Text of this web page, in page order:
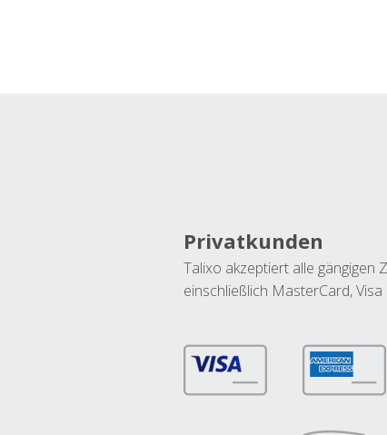
Privatkunden
Talixo akzeptiert alle gängigen
einschließlich MasterCard,